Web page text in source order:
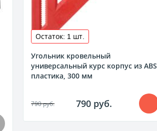
Остаток: 1 шт.
Угольник кровельный
универсальный курс корпус из ABS
пластика, 300 мм
790 руб. 790 руб.